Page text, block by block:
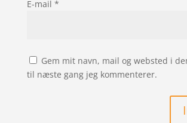
E-mail *
Gem mit navn, mail og websted i
til næste gang jeg kommenterer.